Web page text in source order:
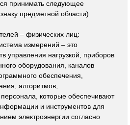
принимать следующее
предметной области)
– физических лиц:
измерений – это
управления нагрузкой, приборов
оборудования, каналов
обеспечения,
алгоритмов,
которые обеспечивают
и инструментов для
электроэнергии согласно